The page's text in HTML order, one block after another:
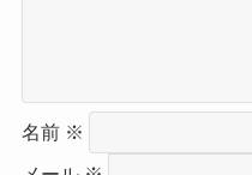
名前 ※